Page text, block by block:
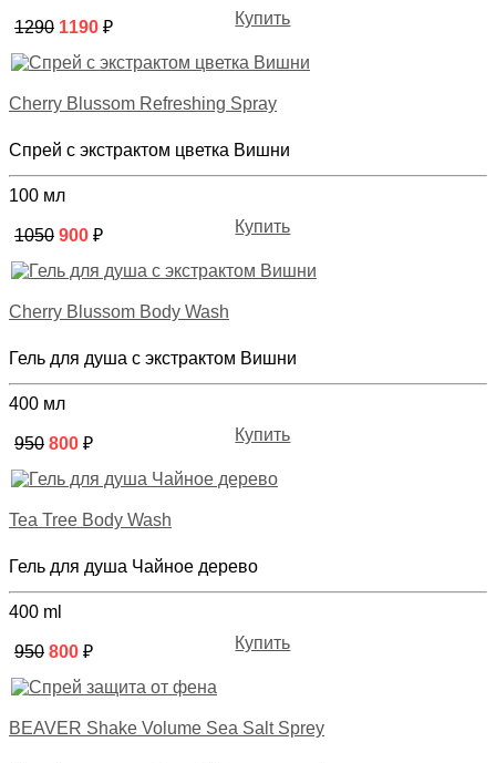
1290 1190 ₽ Купить
Cherry Blussom Refreshing Spray
Спрей с экстрактом цветка Вишни
100 мл
1050 900 ₽ Купить
Cherry Blussom Body Wash
Гель для душа с экстрактом Вишни
400 мл
950 800 ₽ Купить
Tea Tree Body Wash
Гель для душа Чайное дерево
400 ml
950 800 ₽ Купить
BEAVER Shake Volume Sea Salt Sprey